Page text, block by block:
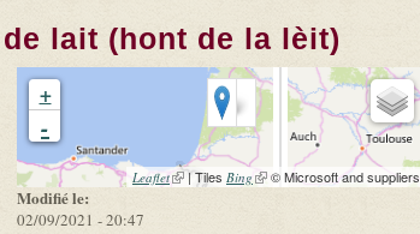
lait (hont de la lèit)
+
-
Leaflet(link is external)
| Tiles Bing (link is external)
© Microsoft and suppliers
Modifié le:
02/09/2021 - 20:47